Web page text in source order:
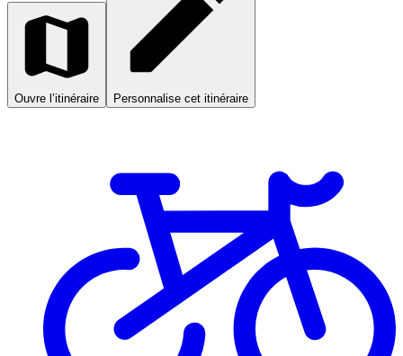
Ouvre l’itinéraire Personnalise cet itinéraire